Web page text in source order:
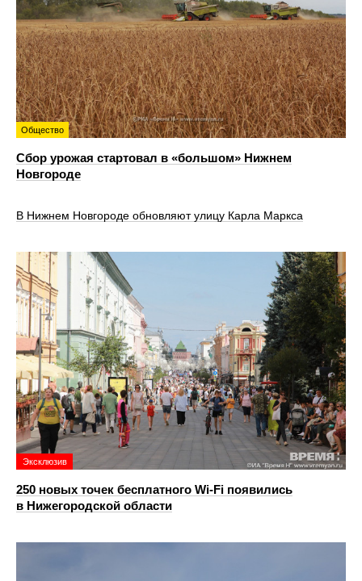
Общество
Сбор урожая стартовал в «большом» Нижнем
Новгороде
В Нижнем Новгороде обновляют улицу Карла Маркса
Эксклюзив
250 новых точек бесплатного Wi-Fi появились
в Нижегородской области